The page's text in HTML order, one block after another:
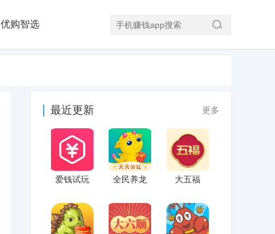
优购智选
最近更新 更多
爱钱试玩 全民养龙 大五福